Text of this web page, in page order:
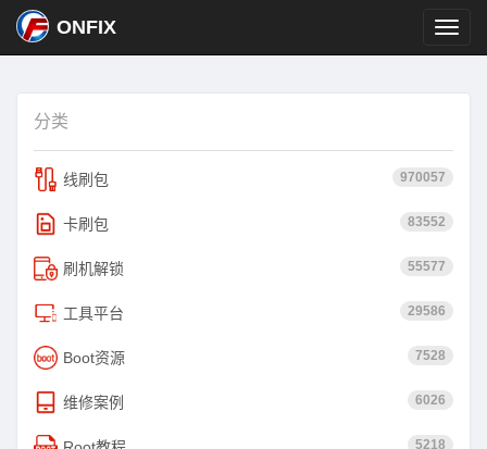
ONFIX
分类
970057
线刷包
83552
卡刷包
55577
刷机解锁
29586
工具平台
7528
Boot资源
6026
维修案例
5218